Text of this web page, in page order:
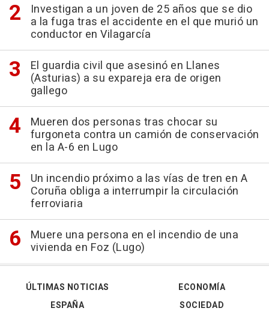
Investigan a un joven de 25 años que se dio
a la fuga tras el accidente en el que murió un
conductor en Vilagarcía
El guardia civil que asesinó en Llanes
(Asturias) a su expareja era de origen
gallego
Mueren dos personas tras chocar su
furgoneta contra un camión de conservación
en la A-6 en Lugo
Un incendio próximo a las vías de tren en A
Coruña obliga a interrumpir la circulación
ferroviaria
Muere una persona en el incendio de una
vivienda en Foz (Lugo)
ÚLTIMAS NOTICIAS
ESPAÑA
ECONOMÍA
SOCIEDAD